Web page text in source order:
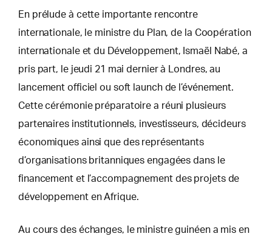
En prélude à cette importante rencontre
internationale, le ministre du Plan, de la Coopération
internationale et du Développement, Ismaël Nabé, a
pris part, le jeudi 21 mai dernier à Londres, au
lancement officiel ou soft launch de l’événement.
Cette cérémonie préparatoire a réuni plusieurs
partenaires institutionnels, investisseurs, décideurs
économiques ainsi que des représentants
d’organisations britanniques engagées dans le
financement et l’accompagnement des projets de
développement en Afrique.
Au cours des échanges, le ministre guinéen a mis en